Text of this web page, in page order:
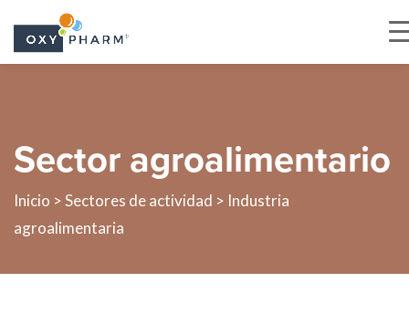
content
Sector agroalimentario
Inicio >Sectores de actividad > Industria
agroalimentaria